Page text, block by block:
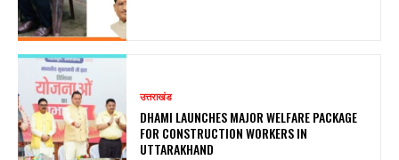
उत्तराखंड
DHAMI LAUNCHES MAJOR WELFARE PACKAGE
FOR CONSTRUCTION WORKERS IN
UTTARAKHAND